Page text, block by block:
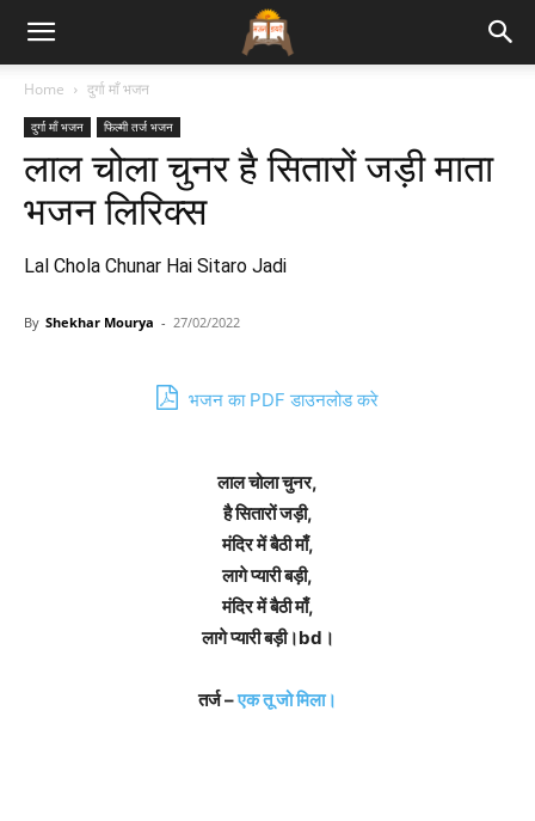
Bhajan
Lyrics
Home दुर्गा माँ भजन
दुर्गा माँ भजन फिल्मी तर्ज भजन
लाल चोला चुनर है सितारों जड़ी माता
भजन लिरिक्स
Lal Chola Chunar Hai Sitaro Jadi
By Shekhar Mourya - 27/02/2022
भजन का PDF डाउनलोड करे
लाल चोला चुनर,
है सितारों जड़ी,
मंदिर में बैठी माँ,
लागे प्यारी बड़ी,
मंदिर में बैठी माँ,
लागे प्यारी बड़ी।bd।
तर्ज –एक तू जो मिला।